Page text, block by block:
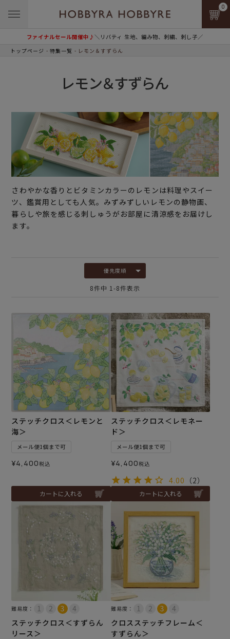
ファイナルセール開催中♪＼リバティ 生地、編み物、刺繍、刺し子／
0
トップページ 特集一覧 レモン＆すずらん
レモン＆すずらん
さわやかな香りとビタミンカラーのレモンは料理やスイー
ツ、鑑賞用としても人気。みずみずしいレモンの静物画、
暮らしや旅を感じる刺しゅうがお部屋に清涼感をお届けし
ます。
優先度順
8件中 1 -8件表示
ステッチクロス＜レモンと
海＞
メール便1個まで可
¥4,400税込
カートに入れる
ステッチクロス＜レモネー
ド＞
メール便1個まで可
¥4,400税込
4.00 （2）
カートに入れる
難易度：
ステッチクロス＜すずらん
リース＞
難易度：
クロスステッチフレーム＜
すずらん＞